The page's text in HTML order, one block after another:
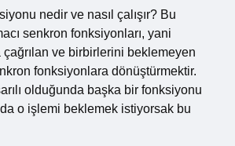
nedir ve nasıl çalışır? Bu
senkron fonksiyonları, yani
çağrılan ve birbirlerini beklemeyen
fonksiyonlara dönüştürmektir.
olduğunda başka bir fonksiyonu
o işlemi beklemek istiyorsak bu